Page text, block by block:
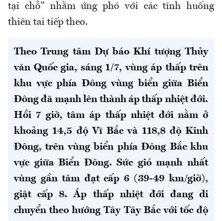
tại chỗ" nhằm ứng phó với các tình huống
thiên tai tiếp theo.
Theo Trung tâm Dự báo Khí tượng Thủy
văn Quốc gia, sáng 1/7, vùng áp thấp trên
khu vực phía Đông vùng biển giữa Biển
Đông đã mạnh lên thành áp thấp nhiệt đới.
Hồi 7 giờ, tâm áp thấp nhiệt đới nằm ở
khoảng 14,5 độ Vĩ Bắc và 118,8 độ Kinh
Đông, trên vùng biển phía Đông Bắc khu
vực giữa Biển Đông. Sức gió mạnh nhất
vùng gần tâm đạt cấp 6 (39-49 km/giờ),
giật cấp 8. Áp thấp nhiệt đới đang di
chuyển theo hướng Tây Tây Bắc với tốc độ